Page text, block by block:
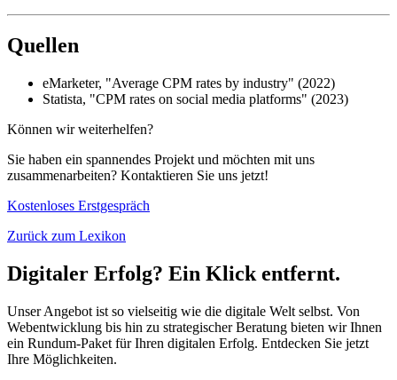
Quellen
eMarketer, "Average CPM rates by industry" (2022)
Statista, "CPM rates on social media platforms" (2023)
Können wir weiterhelfen?
Sie haben ein spannendes Projekt und möchten mit uns
zusammenarbeiten? Kontaktieren Sie uns jetzt!
Kostenloses Erstgespräch
Zurück zum Lexikon
Digitaler Erfolg? Ein Klick entfernt.
Unser Angebot ist so vielseitig wie die digitale Welt selbst. Von
Webentwicklung bis hin zu strategischer Beratung bieten wir Ihnen
ein Rundum-Paket für Ihren digitalen Erfolg. Entdecken Sie jetzt
Ihre Möglichkeiten.